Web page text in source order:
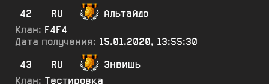
42
RU
Альтайдо
Клан: F4F4
Дата получения: 15.01.2020, 13:55:30
43
RU
Энвишь
Клан: Тестировка